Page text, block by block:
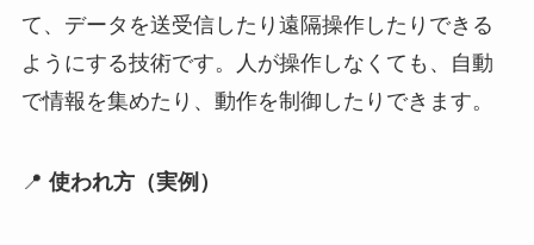
て、データを送受信したり遠隔操作したりできる
ようにする技術です。人が操作しなくても、自動
で情報を集めたり、動作を制御したりできます。
📍 使われ方（実例）